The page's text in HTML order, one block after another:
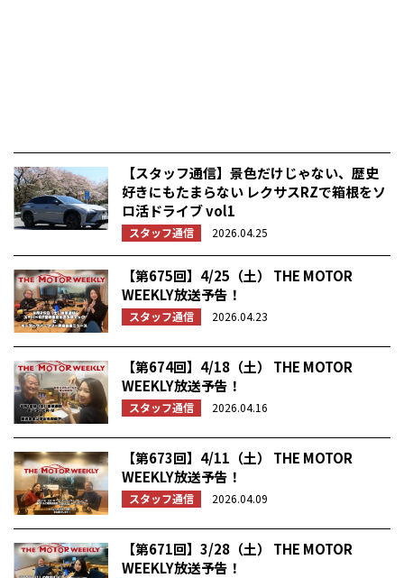
【スタッフ通信】景色だけじゃない、歴史
好きにもたまらない レクサスRZで箱根をソ
ロ活ドライブ vol1
スタッフ通信 2026.04.25
【第675回】4/25（土） THE MOTOR
WEEKLY放送予告！
スタッフ通信 2026.04.23
【第674回】4/18（土） THE MOTOR
WEEKLY放送予告！
スタッフ通信 2026.04.16
【第673回】4/11（土） THE MOTOR
WEEKLY放送予告！
スタッフ通信 2026.04.09
【第671回】3/28（土） THE MOTOR
WEEKLY放送予告！